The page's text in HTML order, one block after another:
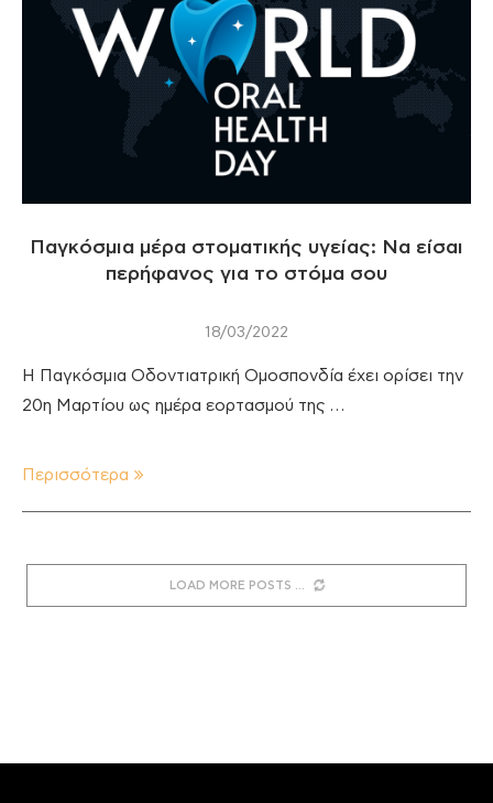
Παγκόσμια μέρα στοματικής υγείας: Να είσαι
περήφανος για το στόμα σoυ
18/03/2022
Η Παγκόσμια Οδοντιατρική Ομοσπονδία έχει ορίσει την
20η Μαρτίου ως ημέρα εορτασμού της …
Περισσότερα
LOAD MORE POSTS